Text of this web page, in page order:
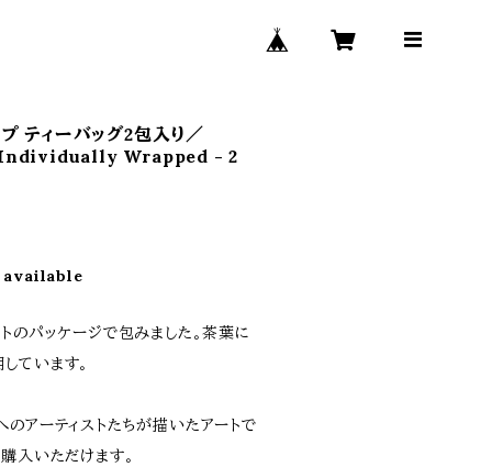
ティーバッグ2包入り／
Wrapped - 2
のパッケージで包みました。茶葉に
ています。
アーティストたちが描いたアートで
入いただけます。